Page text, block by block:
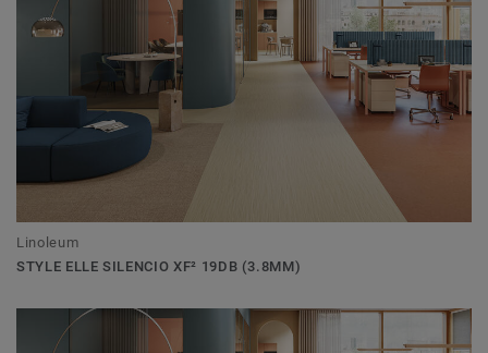
Linoleum
STYLE ELLE SILENCIO XF² 19DB (3.8MM)